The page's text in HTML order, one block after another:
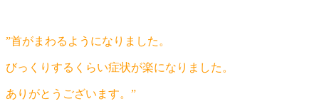
”首がまわるようになりました。
びっくりするくらい症状が楽になりました。
ありがとうございます。”